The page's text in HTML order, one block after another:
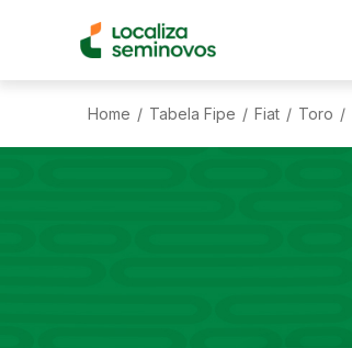
Home / Tabela Fipe / Fiat / Toro /